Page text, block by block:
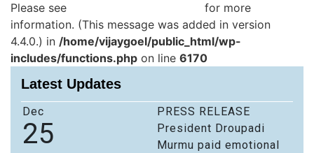
Please see
for more
information. (This message was added in version
4.4.0.) in /home/vijaygoel/public_html/wp-
includes/functions.php on line 6170
Latest Updates
Dec
25
PRESS RELEASE
President Droupadi
Murmu paid emotional